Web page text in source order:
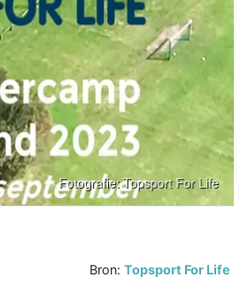
Bron:Topsport For Life